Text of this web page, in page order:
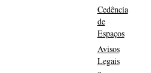
Cedência
de
Espaços
Avisos
Legais